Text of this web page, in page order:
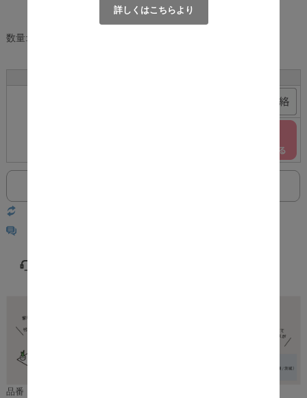
詳しくはこちらより[ポイント還元 74ポイント～]
数量:
品番：m11132